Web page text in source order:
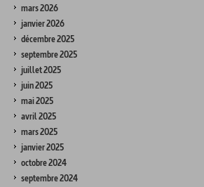
mars 2026
janvier 2026
décembre 2025
septembre 2025
juillet 2025
juin 2025
mai 2025
avril 2025
mars 2025
janvier 2025
octobre 2024
septembre 2024